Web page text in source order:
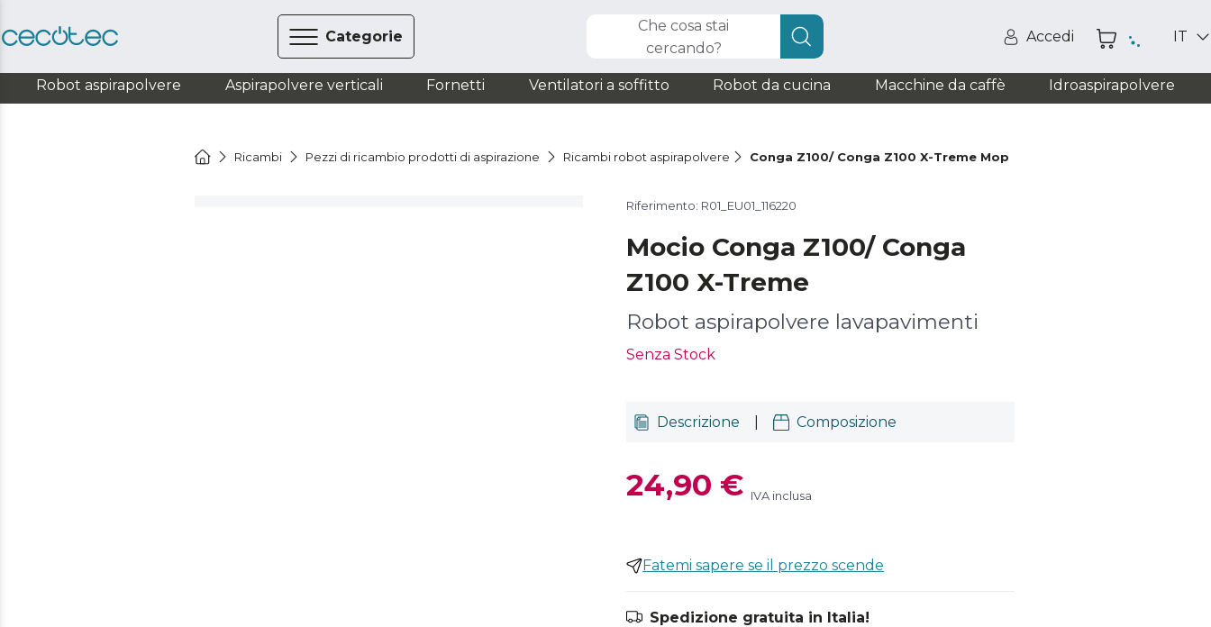
Categorie
Che cosa stai
cercando?
Accedi IT
Robot aspirapolvere Aspirapolvere verticali Fornetti Ventilatori a soffitto Robot da cucina Macchine da caffè Idroaspirapolvere
Ricambi Pezzi di ricambio prodotti di aspirazione Ricambi robot aspirapolvere Conga Z100/ Conga Z100 X-Treme Mop
Riferimento: R01_EU01_116220
Mocio Conga Z100/ Conga
Z100 X-Treme
Robot aspirapolvere lavapavimenti
Senza Stock
Descrizione Composizione
24,90 € IVA inclusa
Fatemi sapere se il prezzo scende
Spedizione gratuita in Italia!